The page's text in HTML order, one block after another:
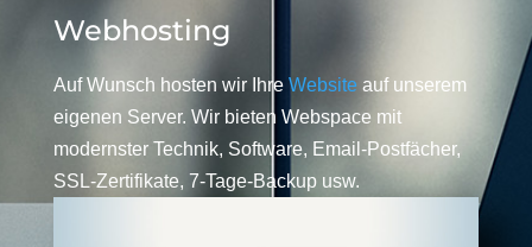
Webhosting
Auf Wunsch hosten wir Ihre Website auf unserem
eigenen Server. Wir bieten Webspace mit
modernster Technik, Software, Email-Postfächer,
SSL-Zertifikate, 7-Tage-Backup usw.